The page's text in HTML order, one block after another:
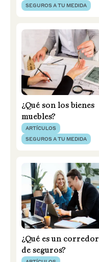
SEGUROS A TU MEDIDA
¿Qué son los bienes
muebles?
ARTÍCULOS
SEGUROS A TU MEDIDA
¿Qué es un corredor
de seguros?